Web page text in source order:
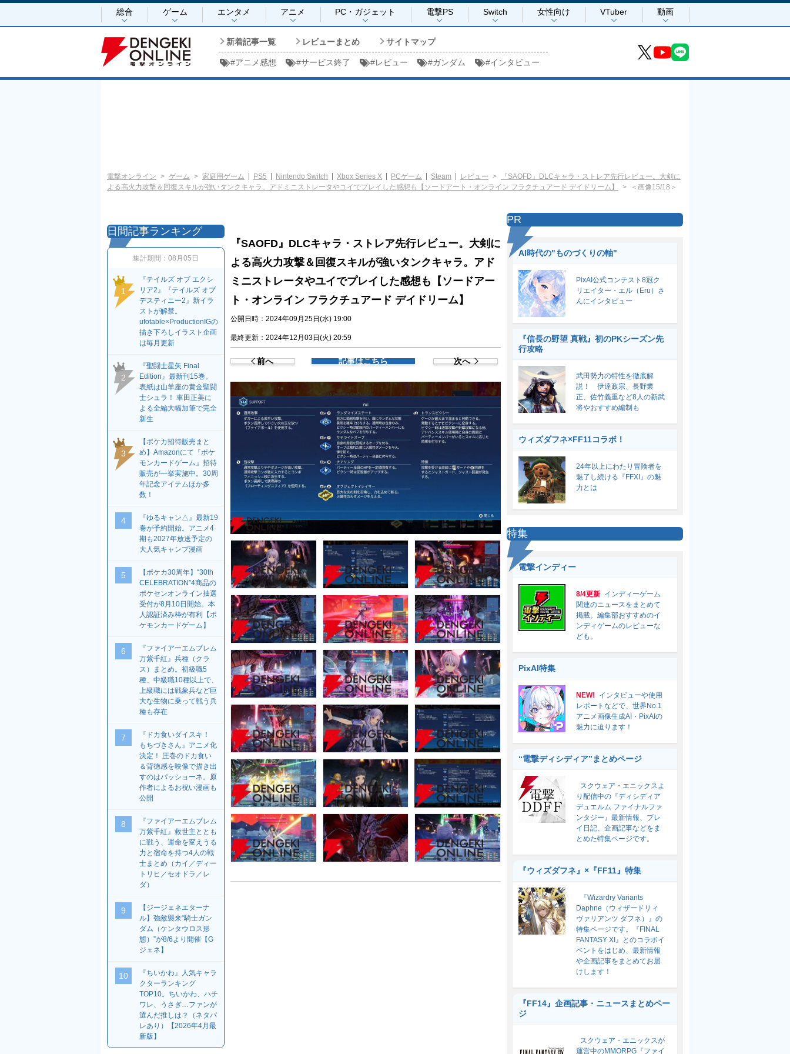
総合 ゲーム エンタメ アニメ PC・ガジェット 電撃PS Switch 女性向け VTuber 動画
新着記事一覧 レビューまとめ サイトマップ
#アニメ感想 #サービス終了 #レビュー #ガンダム #インタビュー
電撃オンライン ゲーム 家庭用ゲーム PS5 Nintendo Switch Xbox Series X PCゲーム Steam レビュー
『SAOFD』DLCキャラ・ストレア先行レビュー。大剣に
よる高火力攻撃＆回復スキルが強いタンクキャラ。アドミニストレータやユイでプレイした感想も【ソードアート・オンライン フラクチュアード デイドリーム】
＜画像15/18＞
『SAOFD』DLCキャラ・ストレア先行レビュー。大剣に
よる高火力攻撃＆回復スキルが強いタンクキャラ。アド
ミニストレータやユイでプレイした感想も【ソードアー
ト・オンライン フラクチュアード デイドリーム】
公開日時：2024年09月25日(水) 19:00
最終更新：2024年12月03日(火) 20:59
前へ 記事はこちら 次へ
日間記事ランキング
集計期間： 08月05日
1
『テイルズ オブ エクシ
リア2』『テイルズ オブ
デスティニー2』新イラ
ストが解禁。
ufotable×ProductionIGの
描き下ろしイラスト企画
は毎月更新
2
『聖闘士星矢 Final
Edition』最新刊15巻。
表紙は山羊座の黄金聖闘
士シュラ！ 車田正美に
よる全編大幅加筆で完全
新生
3
【ポケカ招待販売まと
め】Amazonにて『ポケ
モンカードゲーム』招待
販売が一挙実施中。30周
年記念アイテムほか多
数！
4
『ゆるキャン△』最新19
巻が予約開始。アニメ4
期も2027年放送予定の
大人気キャンプ漫画
5
【ポケカ30周年】“30th
CELEBRATION”4商品の
ポケセンオンライン抽選
受付が8月10日開始。本
人認証済み枠が有利【ポ
ケモンカードゲーム】
6
『ファイアーエムブレム
万紫千紅』兵種（クラ
ス）まとめ。初級職5
種、中級職10種以上で、
上級職には戦象兵など巨
大な生物に乗って戦う兵
種も存在
7
『ドカ食いダイスキ！
もちづきさん』アニメ化
決定！ 圧巻のドカ食い
＆背徳感を映像で描き出
すのはパッショーネ。原
作者によるお祝い漫画も
公開
8
『ファイアーエムブレム
万紫千紅』救世主ととも
に戦う、運命を変えうる
力と宿命を持つ4人の戦
士まとめ（カイ／ディー
トリヒ／セオドラ／レ
ダ）
9
【ジージェネエターナ
ル】強敵襲来“騎士ガン
ダム（ケンタウロス形
態）”が8/6より開催【G
ジェネ】
10
『ちいかわ』人気キャラ
クターランキング
TOP10。ちいかわ、ハチ
ワレ、うさぎ…ファンが
選んだ推しは？（ネタバ
レあり）【2026年4月最
新版】
PR
AI時代の"ものづくりの軸"
PixAI公式コンテスト8冠ク
リエイター・エル（Eru）さ
んにインタビュー
『信長の野望 真戦』初のPKシーズン先
行攻略
武田勢力の特性を徹底解
説！ 伊達政宗、長野業
正、佐竹義重など8人の新武
将やおすすめ編制も
ウィズダフネ×FF11コラボ！
24年以上にわたり冒険者を
魅了し続ける『FFXI』の魅
力とは
特集
電撃インディー
8/4更新 インディーゲーム
関連のニュースをまとめて
掲載。編集部おすすめのイ
ンディゲームのレビューな
ども。
PixAI特集
NEW!
インタビューや使用
レポートなどで、世界No.1
アニメ画像生成AI・PixAIの
魅力に迫ります！
“電撃ディシディア”まとめページ
スクウェア・エニックスよ
り配信中の『ディシディア
デュエルム ファイナルファ
ンタジー』最新情報、プレ
イ日記、企画記事などをま
とめた特集ページです。
『ウィズダフネ』×『FF11』特集
『Wizardry Variants
Daphne（ウィザードリィ
ヴァリアンツ ダフネ）』の
特集ページです。『FINAL
FANTASY XI』とのコラボイ
ベントをはじめ、最新情報
や企画記事をまとめてお届
けします！
『FF14』企画記事・ニュースまとめペー
ジ
スクウェア・エニックスが
運営中のMMORPG『ファイ